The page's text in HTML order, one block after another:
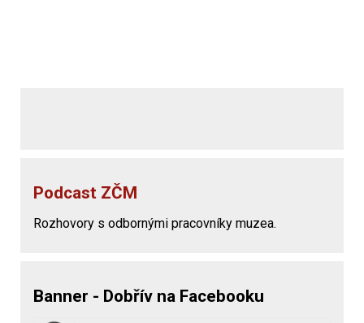
Podcast ZČM
Rozhovory s odbornými pracovníky muzea.
Banner - Dobřív na Facebooku